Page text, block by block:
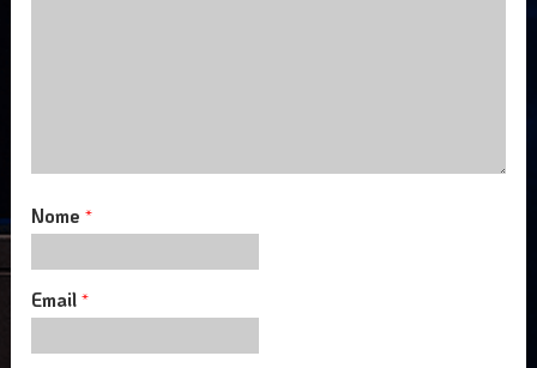
Nome*
Email*